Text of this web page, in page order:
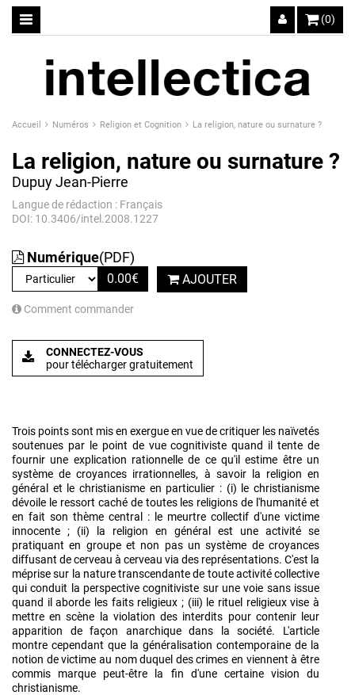
(0)
Accueil Numéros Religion et Cognition La religion, nature ou surnature ?
La religion, nature ou surnature ?
Dupuy Jean-Pierre
Langue de rédaction : Français
DOI: 10.3406/intel.2008.1227
Numérique(PDF)
0.00€ AJOUTER
Comment commander
CONNECTEZ-VOUS
pour télécharger gratuitement
Trois points sont mis en exergue en vue de critiquer les naïvetés
soutenues par le point de vue cognitiviste quand il tente de
fournir une explication rationnelle de ce qu'il estime être un
système de croyances irrationnelles, à savoir la religion en
général et le christianisme en particulier : (i) le christianisme
dévoile le ressort caché de toutes les religions de l'humanité et
en fait son thème central : le meurtre collectif d'une victime
innocente ; (ii) la religion en général est une activité se
pratiquant en groupe et non pas un système de croyances
diffusant de cerveau à cerveau via des représentations. C'est la
méprise sur la nature transcendante de toute activité collective
qui conduit la perspective cognitiviste sur une voie sans issue
quand il aborde les faits religieux ; (iii) le rituel religieux vise à
mettre en scène la violation des interdits pour contenir leur
apparition de façon anarchique dans la société. L'article
montre cependant que la généralisation contemporaine de la
notion de victime au nom duquel des crimes en viennent à être
commis marque peut-être la fin d'une certaine vision du
christianisme.